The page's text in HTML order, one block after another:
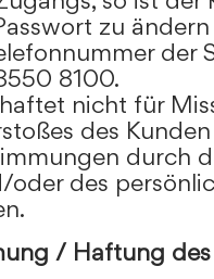
zu
der
8100.
nicht für
des
durch
des
/ Haftung des